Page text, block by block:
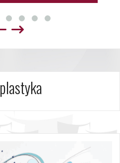
plastyka